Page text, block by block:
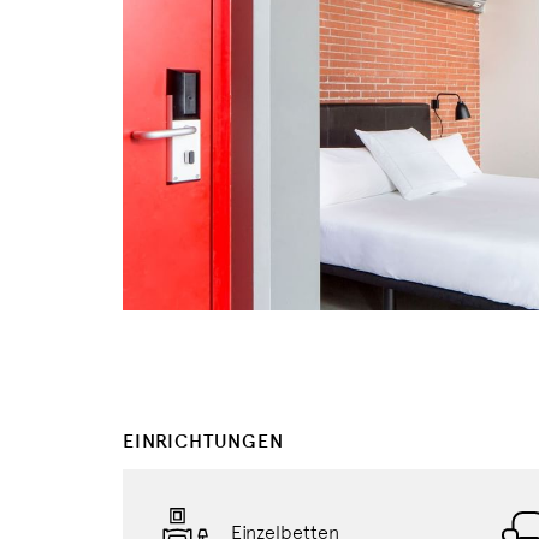
EINRICHTUNGEN
Einzelbetten